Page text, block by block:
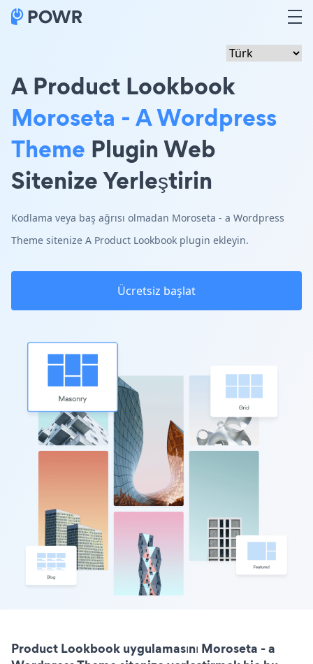
A Product Lookbook
Moroseta - A Wordpress
Theme Plugin Web
Sitenize Yerleştirin
Kodlama veya baş ağrısı olmadan Moroseta - a Wordpress
Theme sitenize A Product Lookbook plugin ekleyin.
Ücretsiz başlat
Product Lookbook uygulamasını Moroseta - a